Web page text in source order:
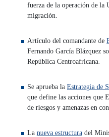
fuerza de la operación de la
migración.
Artículo del comandante de
Fernando García Blázquez
República Centroafricana.
Se aprueba la Estrategia de
que define las acciones que
de riesgos y amenazas en
La nueva estructura del